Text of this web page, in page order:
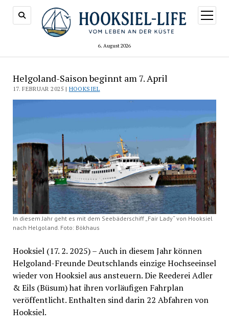
6. August 2026
Menü
öffnen
Helgoland-Saison beginnt am 7. April
17. FEBRUAR 2025 | HOOKSIEL
In diesem Jahr geht es mit dem Seebäderschiff „Fair Lady“ von Hooksiel
nach Helgoland. Foto: Bökhaus
Hooksiel (17. 2. 2025) – Auch in diesem Jahr können
Helgoland-Freunde Deutschlands einzige Hochseeinsel
wieder von Hooksiel aus ansteuern. Die Reederei Adler
& Eils (Büsum) hat ihren vorläufigen Fahrplan
veröffentlicht. Enthalten sind darin 22 Abfahren von
Hooksiel.